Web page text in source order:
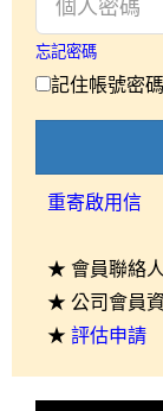
忘記密碼
記住帳號密碼
重寄啟用信
★ 會員聯絡
★ 公司會員
★ 評估申請